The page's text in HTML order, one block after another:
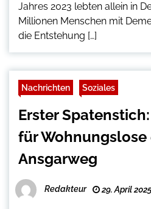
Jahres 2023 lebten allein in
Millionen Menschen mit
die Entstehung […]
Nachrichten Soziales
Erster
für
Ansgarweg
Redakteur 29. April 2025